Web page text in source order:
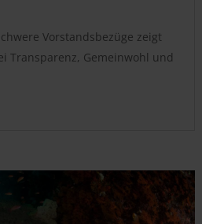
Vorstandsbezüge zeigt
Transparenz, Gemeinwohl und